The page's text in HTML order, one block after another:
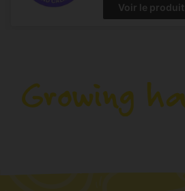
Voir le produit